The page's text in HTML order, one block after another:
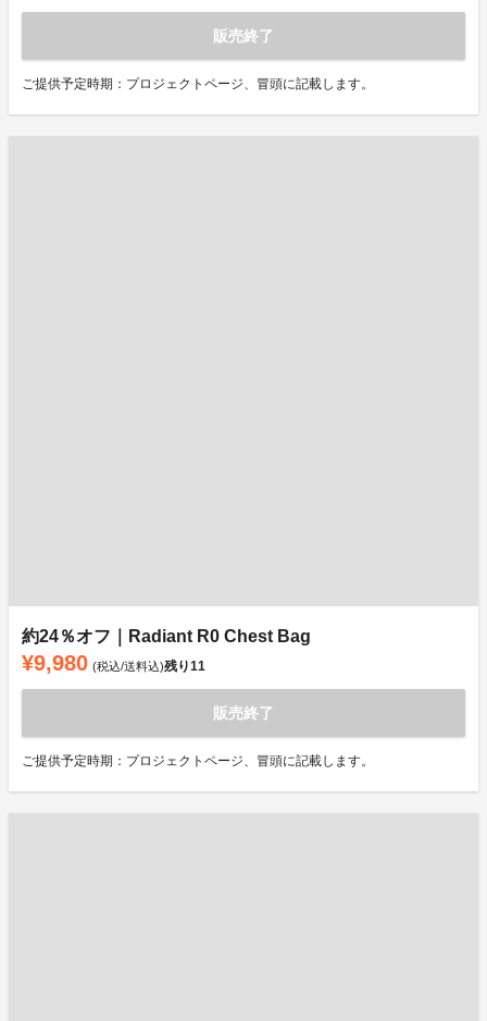
販売終了
ご提供予定時期：プロジェクトページ、冒頭に記載します。
約24％オフ｜Radiant R0 Chest Bag
¥9,980 (税込/送料込)残り11
販売終了
ご提供予定時期：プロジェクトページ、冒頭に記載します。